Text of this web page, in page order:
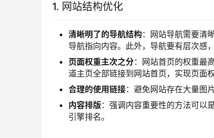
1. 网站结构优化
清晰明了的导航结构：网站导航需要清
导航指向内容。此外，导航要有层次感
页面权重主次之分：网站首页的权重最
道主页全部链接到网站首页，实现页面
合理的使用链接：避免网站存在大量图
内容排版：强调内容重要性的方法可以
引擎排名。